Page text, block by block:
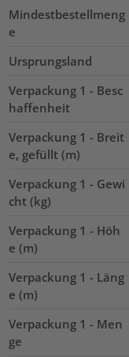
Mindestbestellmeng
e
Ursprungsland
Verpackung 1 - Besc
haffenheit
Verpackung 1 - Breit
e, gefüllt (m)
Verpackung 1 - Gewi
cht (kg)
Verpackung 1 - Höh
e (m)
Verpackung 1 - Läng
e (m)
Verpackung 1 - Men
ge